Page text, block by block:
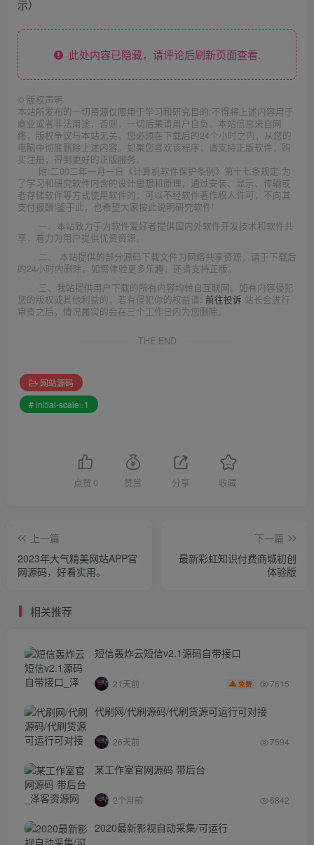
示）
此处内容已隐藏，请评论后刷新页面查看.
© 版权声明
本站所发布的一切资源仅限用于学习和研究目的;不得将上述内容用于
商业或者非法用途，否则，一切后果请用户自负。本站信息来自网
络，版权争议与本站无关。您必须在下载后的24个小时之内，从您的
电脑中彻底删除上述内容。如果您喜欢该程序，请支持正版软件，购
买注册，得到更好的正版服务。
附:二00二年一月一日《计算机软件保护条例》第十七条规定:为
了学习和研究软件内含的设计思想和原理，通过安装、显示、传输或
者存储软件等方式使用软件的，可以不经软件著作权人许可，不向其
支付报酬!鉴于此，也希望大家按此说明研究软件!
一、本站致力于为软件爱好者提供国内外软件开发技术和软件共
享，着力为用户提供优资资源。
二、 本站提供的部分源码下载文件为网络共享资源，请于下载后
的24小时内删除。如需体验更多乐趣，还请支持正版。
三、我站提供用户下载的所有内容均转自互联网。如有内容侵犯
您的版权或其他利益的，若有侵犯你的权益请: 前往投诉 站长会进行
审查之后，情况属实的会在三个工作日内为您删除。
THE END
网站源码
# initial-scale=1
点赞 0 赞赏 分享 收藏
上一篇
2023年大气精美网站APP官
网源码，好看实用。
下一篇
最新彩虹知识付费商城初创
体验版
相关推荐
短信轰炸云短信v2.1源码自带接口
21天前 免费 7615
代刷网/代刷源码/代刷货源可运行可对接
26天前 7594
某工作室官网源码 带后台
2个月前 6842
2020最新影视自动采集/可运行